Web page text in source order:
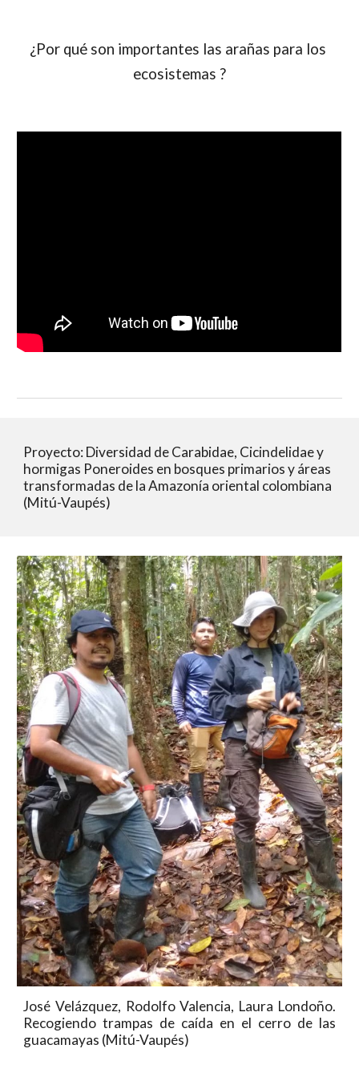
¿Por qué son importantes las arañas para los
ecosistemas ?
Proyecto: Diversidad de Carabidae, Cicindelidae y
hormigas Poneroides en bosques primarios y áreas
transformadas de la Amazonía oriental colombiana
(Mitú-Vaupés)
José Velázquez, Rodolfo Valencia, Laura Londoño.
Recogiendo trampas de caída en el cerro de las
guacamayas (Mitú-Vaupés)